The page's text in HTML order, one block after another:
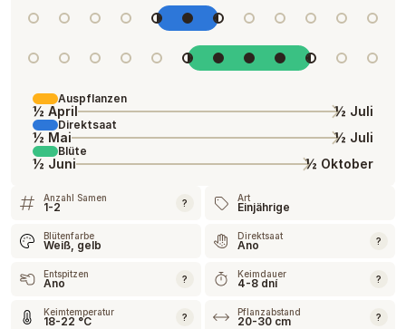
Auspflanzen
½ April ½ Juli
Direktsaat
½ Mai ½ Juli
Blüte
½ Juni ½ Oktober
Anzahl Samen
1-2 ? Art
Einjährige
Blütenfarbe
Weiß, gelb
Direktsaat
Ano ?
Entspitzen
Ano ? Keimdauer
4-8 dní ?
Keimtemperatur
18-22 °C ? Pflanzabstand
20-30 cm ?